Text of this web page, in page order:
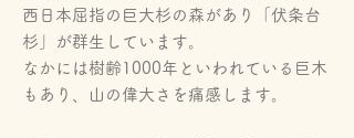
西日本屈指の巨大杉の森があり「伏条台
杉」が群生しています。
なかには樹齢1000年といわれている巨木
もあり、山の偉大さを痛感します。